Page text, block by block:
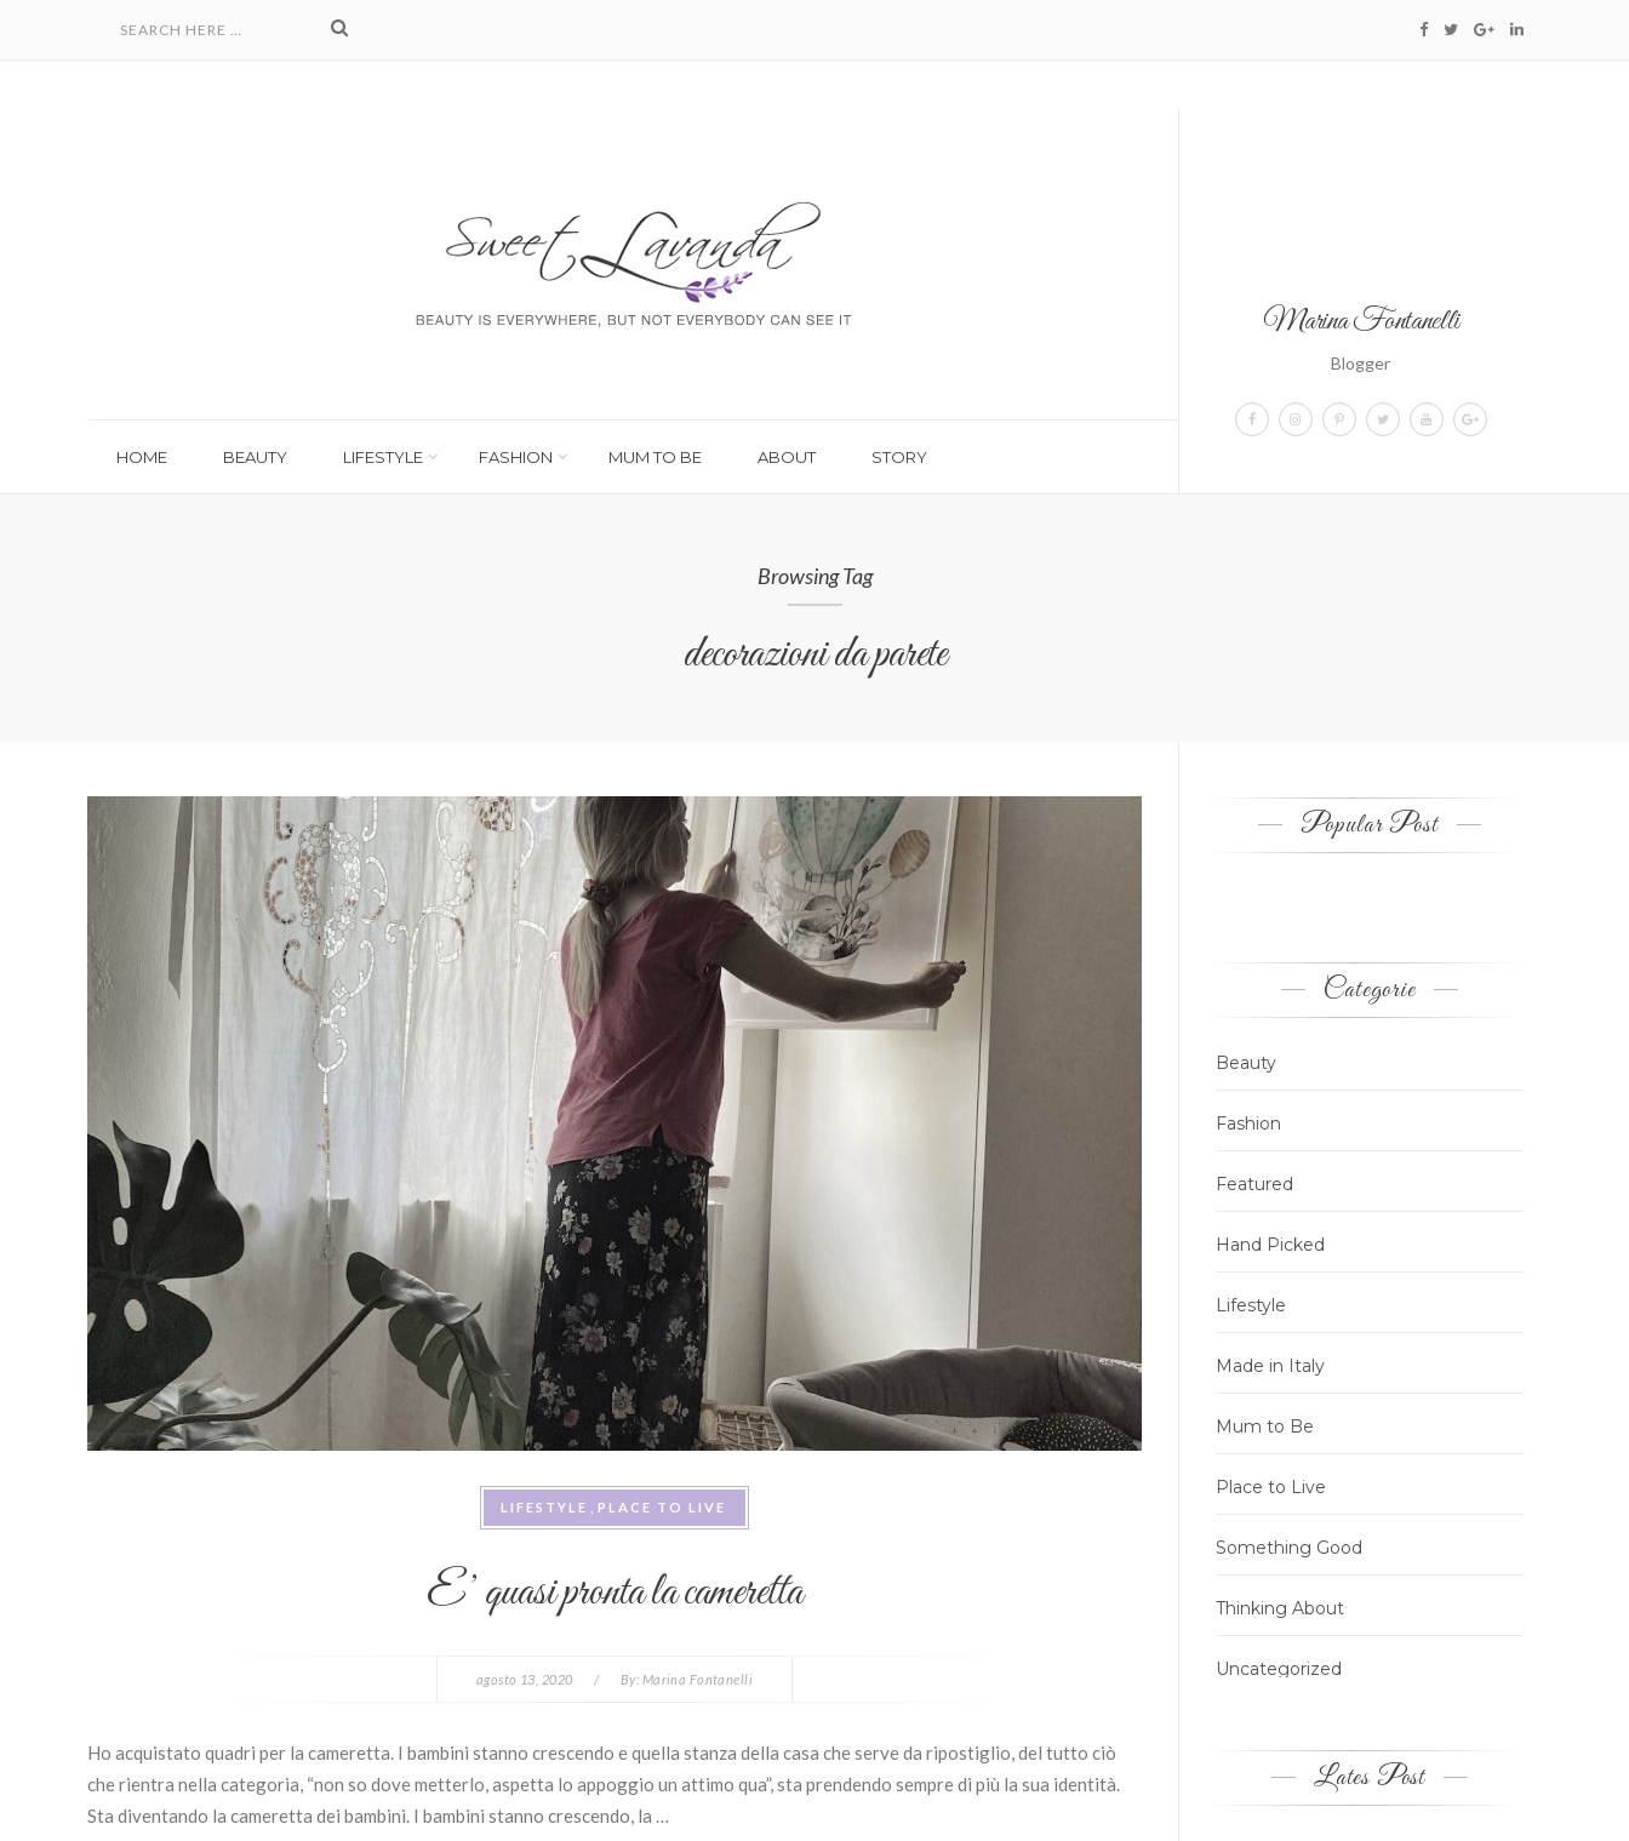
HOME BEAUTY LIFESTYLE FASHION MUM TO BE ABOUT STORY
Marina Fontanelli
Blogger
Browsing Tag
decorazioni da parete
LIFESTYLE PLACE TO LIVE
E’ quasi pronta la cameretta
agosto 13, 2020 / By: Marina Fontanelli
Ho acquistato quadri per la cameretta. I bambini stanno crescendo e quella stanza della casa che serve da ripostiglio, del tutto ciò
che rientra nella categoria, “non so dove metterlo, aspetta lo appoggio un attimo qua”, sta prendendo sempre di più la sua identità.
Sta diventando la cameretta dei bambini. I bambini stanno crescendo, la …
Popular Post
Categorie
Beauty
Fashion
Featured
Hand Picked
Lifestyle
Made in Italy
Mum to Be
Place to Live
Something Good
Thinking About
Uncategorized
Lates Post